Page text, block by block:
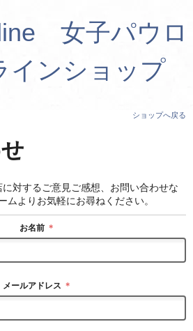
女子パウロ
インショップ
ショップへ戻る
対するご意見ご感想、お問い合わせな
ムよりお気軽にお尋ねください。
お名前 ＊
メールアドレス ＊